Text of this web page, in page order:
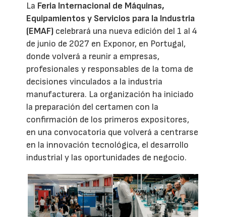
La Feria Internacional de Máquinas,
Equipamientos y Servicios para la Industria
(EMAF) celebrará una nueva edición del 1 al 4
de junio de 2027 en Exponor, en Portugal,
donde volverá a reunir a empresas,
profesionales y responsables de la toma de
decisiones vinculados a la industria
manufacturera. La organización ha iniciado
la preparación del certamen con la
confirmación de los primeros expositores,
en una convocatoria que volverá a centrarse
en la innovación tecnológica, el desarrollo
industrial y las oportunidades de negocio.